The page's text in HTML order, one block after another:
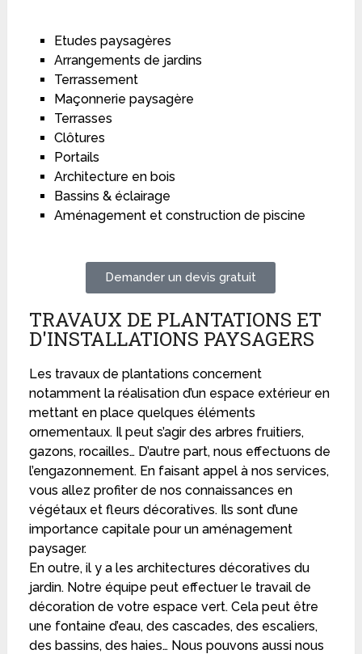
Etudes paysagères
Arrangements de jardins
Terrassement
Maçonnerie paysagère
Terrasses
Clôtures
Portails
Architecture en bois
Bassins & éclairage
Aménagement et construction de piscine
Demander un devis gratuit
TRAVAUX DE PLANTATIONS ET
D'INSTALLATIONS PAYSAGERS
Les travaux de plantations concernent
notamment la réalisation d’un espace extérieur en
mettant en place quelques éléments
ornementaux. Il peut s’agir des arbres fruitiers,
gazons, rocailles… D’autre part, nous effectuons de
l’engazonnement. En faisant appel à nos services,
vous allez profiter de nos connaissances en
végétaux et fleurs décoratives. Ils sont d’une
importance capitale pour un aménagement
paysager.
En outre, il y a les architectures décoratives du
jardin. Notre équipe peut effectuer le travail de
décoration de votre espace vert. Cela peut être
une fontaine d’eau, des cascades, des escaliers,
des bassins, des haies… Nous pouvons aussi nous